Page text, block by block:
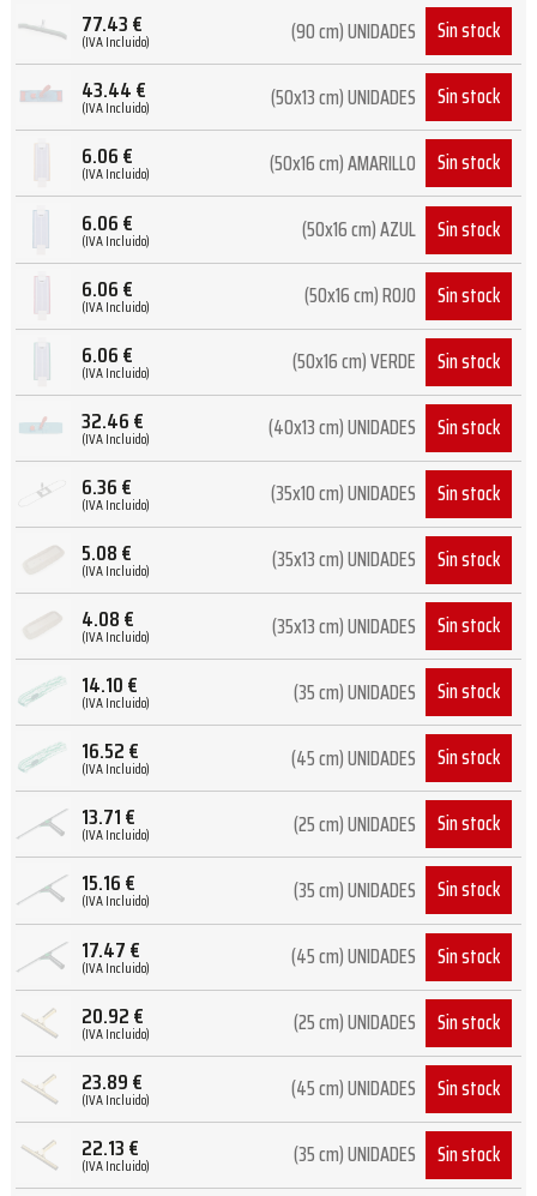
77.43€
(IVA Incluido) (90 cm) UNIDADES Sin stock
43.44€
(IVA Incluido) (50x13 cm) UNIDADES Sin stock
6.06€
(IVA Incluido) (50x16 cm) AMARILLO Sin stock
6.06€
(IVA Incluido) (50x16 cm) AZUL Sin stock
6.06€
(IVA Incluido) (50x16 cm) ROJO Sin stock
6.06€
(IVA Incluido) (50x16 cm) VERDE Sin stock
32.46€
(IVA Incluido) (40x13 cm) UNIDADES Sin stock
6.36€
(IVA Incluido) (35x10 cm) UNIDADES Sin stock
5.08€
(IVA Incluido) (35x13 cm) UNIDADES Sin stock
4.08€
(IVA Incluido) (35x13 cm) UNIDADES Sin stock
14.10€
(IVA Incluido) (35 cm) UNIDADES Sin stock
16.52€
(IVA Incluido) (45 cm) UNIDADES Sin stock
13.71€
(IVA Incluido) (25 cm) UNIDADES Sin stock
15.16€
(IVA Incluido) (35 cm) UNIDADES Sin stock
17.47€
(IVA Incluido) (45 cm) UNIDADES Sin stock
20.92€
(IVA Incluido) (25 cm) UNIDADES Sin stock
23.89€
(IVA Incluido) (45 cm) UNIDADES Sin stock
22.13€
(IVA Incluido) (35 cm) UNIDADES Sin stock